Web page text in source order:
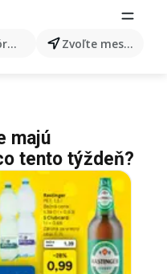
produkty... Zvoľte mesto
majú
tento týždeň?